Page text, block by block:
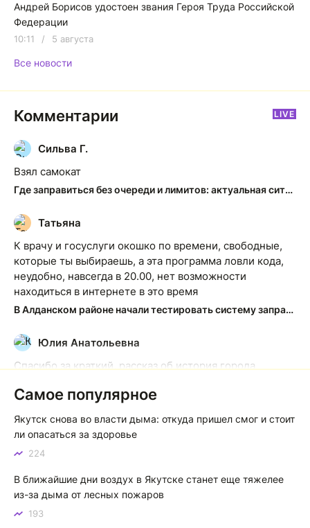
Андрей Борисов удостоен звания Героя Труда Российской
Федерации
10:11 / 5 августа
Все новости
Комментарии LIVE
С
Сильва Г.
Взял самокат
Где заправиться без очереди и лимитов: актуальная ситуация на АЗС Якутска
Т
Татьяна
К врачу и госуслуги окошко по времени, свободные,
которые ты выбираешь, а эта программа ловли кода,
неудобно, навсегда в 20.00, нет возможности
находиться в интернете в это время
В Алданском районе начали тестировать систему заправки по QR-кодам
Ю
Юлия Анатольевна
Спасибо за краткий, рассказ об история города
Якутск сквозь века: от острога до столицы республики
К
Котя злой
Зной в Сибири, тем более в Якутске. Никакой это не
тем более говорить не приходиться. Не зря даже в
песнях поют…
Самое популярное
Якутск снова во власти дыма: откуда пришел смог и стоит
ли опасаться за здоровье
224
В ближайшие дни воздух в Якутске станет еще тяжелее
из-за дыма от лесных пожаров
193